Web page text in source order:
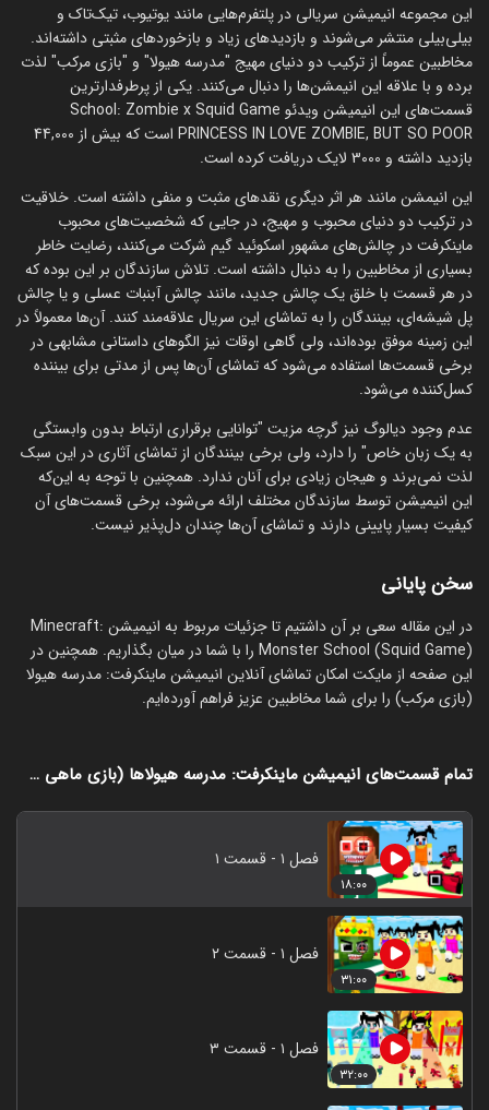
این مجموعه انیمیشن سریالی در پلتفرم‌‌هایی مانند یوتیوب، تیک‌تاک و
بیلی‌بیلی منتشر می‌شوند و بازدیدهای زیاد و بازخوردهای مثبتی داشته‌اند.
مخاطبین عموماً از ترکیب دو دنیای مهیج "مدرسه هیولا" و "بازی مرکب" لذت
برده و با علاقه این انیمشن‌ها را دنبال می‌کنند. یکی از پرطرفدارترین
قسمت‌های این انیمیشن ویدئو School: Zombie x Squid Game
PRINCESS IN LOVE ZOMBIE, BUT SO POOR است که بیش از 44,000
بازدید داشته و 3000 لایک دریافت کرده است.
این انیمشن مانند هر اثر دیگری نقدهای مثبت و منفی داشته است. خلاقیت
در ترکیب دو دنیای محبوب و مهیج، در جایی که شخصیت‌های محبوب
ماینکرفت در چالش‌های مشهور اسکوئید گیم شرکت می‌کنند، رضایت خاطر
بسیاری از مخاطبین را به دنبال داشته است. تلاش سازندگان بر این بوده که
در هر قسمت با خلق یک چالش جدید، مانند چالش آبنبات عسلی و یا چالش
پل شیشه‌ای، بینندگان را به تماشای این سریال علاقه‌مند کنند. آن‌ها معمولاً در
این زمینه موفق بوده‌اند، ولی گاهی اوقات نیز الگوهای داستانی مشابهی در
برخی قسمت‌ها استفاده می‌شود که تماشای آن‌ها پس از مدتی برای بیننده
کسل‌کننده می‌شود.
عدم وجود دیالوگ نیز گرچه مزیت "توانایی برقراری ارتباط بدون وابستگی
به یک زبان خاص" را دارد، ولی برخی بینندگان از تماشای آثاری در این سبک
لذت نمی‌برند و هیجان زیادی برای آنان ندارد. همچنین با توجه به این‌که
این انیمیشن توسط سازندگان مختلف ارائه می‌شود، برخی قسمت‌های آن
کیفیت بسیار پایینی دارند و تماشای آن‌ها چندان دل‌پذیر نیست.
سخن پایانی
در این مقاله سعی بر آن داشتیم تا جزئیات مربوط به انیمیشن Minecraft:
Monster School (Squid Game) را با شما در میان بگذاریم. همچنین در
این صفحه از مایکت امکان تماشای آنلاین انیمیشن ماینکرفت: مدرسه هیولا
(بازی مرکب) را برای شما مخاطبین عزیز فراهم آورده‌ایم.
تمام قسمت‌های انیمیشن ماینکرفت: مدرسه هیولا‌ها (بازی ماهی مرکب)
۱۸:۰۰
فصل ۱ - قسمت ۱
۳۱:۰۰
فصل ۱ - قسمت ۲
۳۲:۰۰
فصل ۱ - قسمت ۳